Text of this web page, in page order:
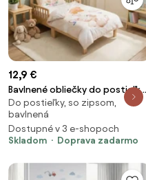
12,9 €
Bavlnené obliečky do postieľky
BUNNY STAR béžové Rozmer
obliečky: 40 x 60 cm | 100 x 135
cm
Do postieľky, so zipsom,
bavlnená
Dostupné v 3 e-shopoch
Skladom
Doprava zadarmo